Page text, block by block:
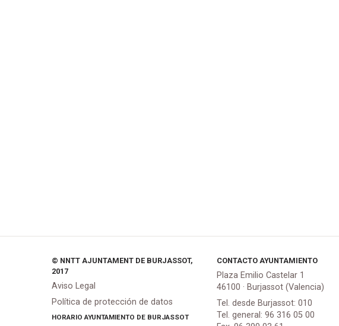
© NNTT AJUNTAMENT DE BURJASSOT,
2017
Aviso Legal
Política de protección de datos
HORARIO AYUNTAMIENTO DE BURJASSOT
CONTACTO AYUNTAMIENTO
Plaza Emilio Castelar 1
46100 · Burjassot (Valencia)
Tel. desde Burjassot: 010
Tel. general: 96 316 05 00